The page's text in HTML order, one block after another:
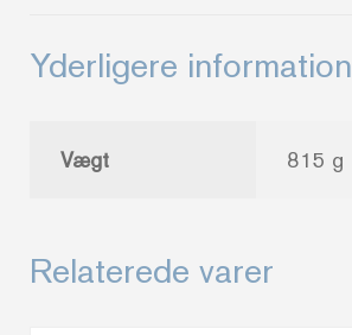
Yderligere information
Vægt 815 g
Relaterede varer